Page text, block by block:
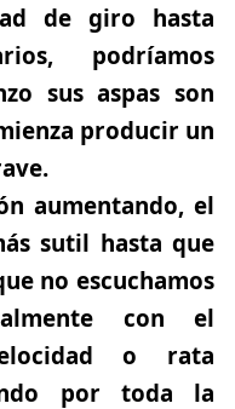
de giro hasta
podríamos
sus aspas son
producir un
aumentando, el
sutil hasta que
no escuchamos
con el
o rata
por toda la